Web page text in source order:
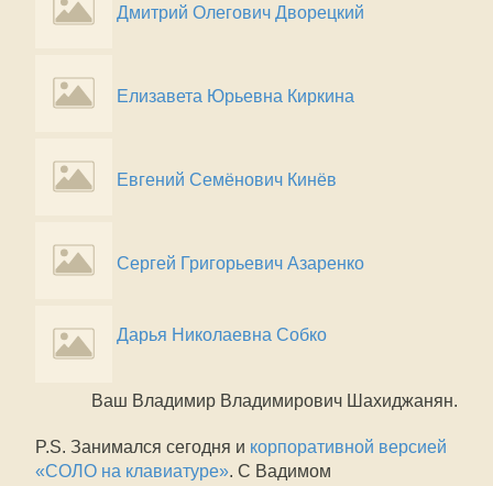
Дмитрий Олегович Дворецкий
Елизавета Юрьевна Киркина
Евгений Семёнович Кинёв
Сергей Григорьевич Азаренко
Дарья Николаевна Собко
Ваш Владимир Владимирович Шахиджанян.
P.S. Занимался сегодня и корпоративной версией
«СОЛО на клавиатуре». С Вадимом